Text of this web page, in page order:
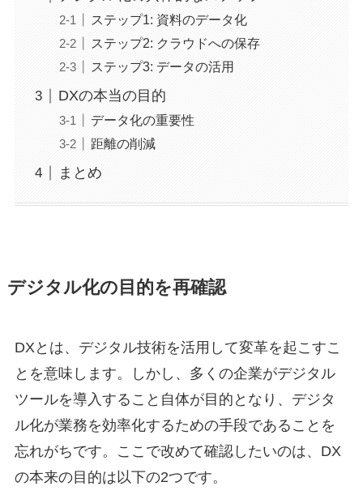
ステップ1: 資料のデータ化
ステップ2: クラウドへの保存
ステップ3: データの活用
DXの本当の目的
データ化の重要性
距離の削減
まとめ
デジタル化の目的を再確認
DXとは、デジタル技術を活用して変革を起こすこ
とを意味します。しかし、多くの企業がデジタル
ツールを導入すること自体が目的となり、デジタ
ル化が業務を効率化するための手段であることを
忘れがちです。ここで改めて確認したいのは、DX
の本来の目的は以下の2つです。